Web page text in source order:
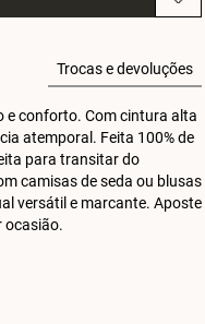
Trocas e devoluções
e conforto. Com cintura alta
atemporal. Feita 100% de
para transitar do
camisas de seda ou blusas
versátil e marcante. Aposte
ocasião.